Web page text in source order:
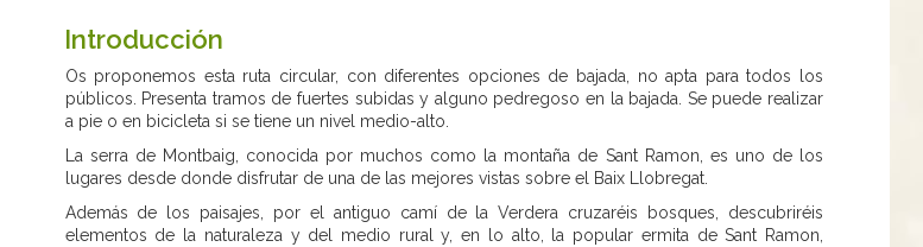
Introducción
Os proponemos esta ruta circular, con diferentes opciones de bajada, no apta para todos los
públicos. Presenta tramos de fuertes subidas y alguno pedregoso en la bajada. Se puede realizar
a pie o en bicicleta si se tiene un nivel medio-alto.
La serra de Montbaig, conocida por muchos como la montaña de Sant Ramon, es uno de los
lugares desde donde disfrutar de una de las mejores vistas sobre el Baix Llobregat.
Además de los paisajes, por el antiguo camí de la Verdera cruzaréis bosques, descubriréis
elementos de la naturaleza y del medio rural y, en lo alto, la popular ermita de Sant Ramon,